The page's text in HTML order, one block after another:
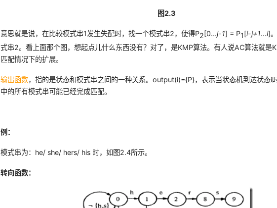
图2.3
意思就是说，在比较模式串1发生失配时，找一个模式串2，使得P2[0...j-1] = P1[i-j+1...i]
式串2。看上面那个图，想起点儿什么东西没有？对了，是KMP算法。有人说AC算法就是
匹配情况下的扩展。
输出函数，指的是状态和模式串之间的一种关系。output(i)={P}，表示当状态机到达状态i
中的所有模式串可能已经完成匹配。
例：
模式串为：he/ she/ hers/ his 时，如图2.4所示。
转向函数：